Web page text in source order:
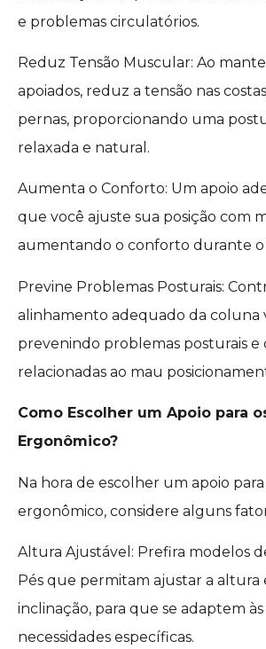
e problemas circulatórios.
Reduz Tensão Muscular: Ao
apoiados, reduz a tensão nas
pernas, proporcionando uma
relaxada e natural.
Aumenta o Conforto: Um apoio
que você ajuste sua posição com
aumentando o conforto durante o
Previne Problemas Posturais:
alinhamento adequado da coluna
prevenindo problemas posturais e
relacionadas ao mau
Como Escolher um Apoio para
Ergonômico?
Na hora de escolher um apoio para
ergonômico, considere alguns
Altura Ajustável: Prefira modelos
Pés que permitam ajustar a altura
inclinação, para que se adaptem às
necessidades específicas.